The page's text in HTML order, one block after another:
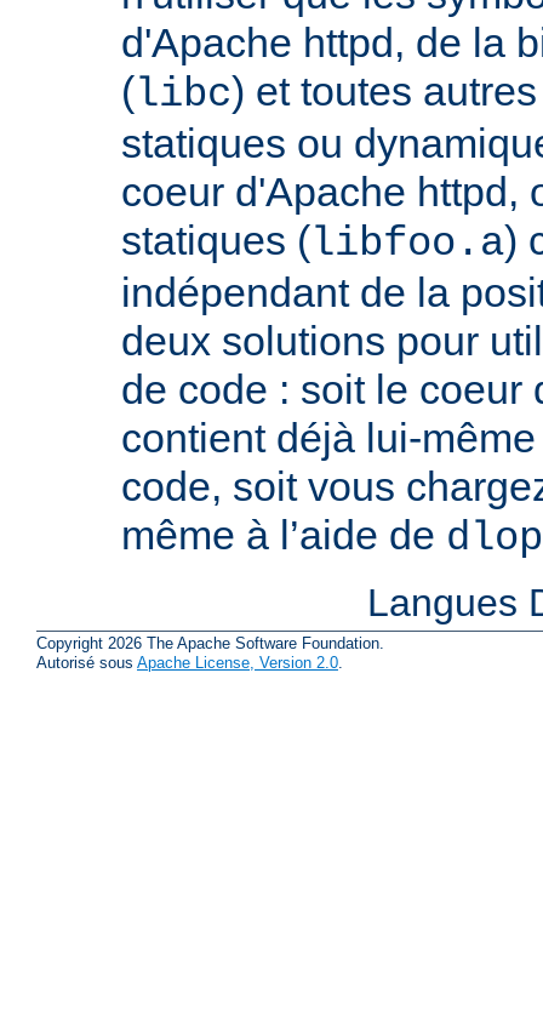
d'Apache httpd, de la
(libc) et toutes
statiques ou
coeur d'Apache httpd,
statiques (libfoo.a)
indépendant de la
deux solutions pour
de code : soit le coeur
contient déjà lui-
code, soit vous
même à l’aide de
Langues
Copyright 2026 The Apache Software Foundation.
Autorisé sous Apache License, Version 2.0.